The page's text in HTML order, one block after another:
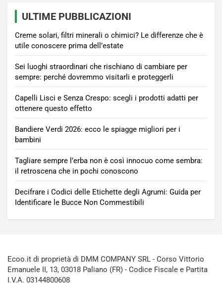
ULTIME PUBBLICAZIONI
Creme solari, filtri minerali o chimici? Le differenze che è
utile conoscere prima dell’estate
Sei luoghi straordinari che rischiano di cambiare per
sempre: perché dovremmo visitarli e proteggerli
Capelli Lisci e Senza Crespo: scegli i prodotti adatti per
ottenere questo effetto
Bandiere Verdi 2026: ecco le spiagge migliori per i
bambini
Tagliare sempre l’erba non è così innocuo come sembra:
il retroscena che in pochi conoscono
Decifrare i Codici delle Etichette degli Agrumi: Guida per
Identificare le Bucce Non Commestibili
Ecoo.it di proprietà di DMM COMPANY SRL - Corso Vittorio
Emanuele II, 13, 03018 Paliano (FR) - Codice Fiscale e Partita
I.V.A. 03144800608